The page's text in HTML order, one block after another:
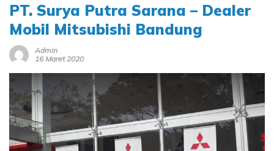
PT. Surya Putra Sarana – Dealer
Mobil Mitsubishi Bandung
Admin
16 Maret 2020